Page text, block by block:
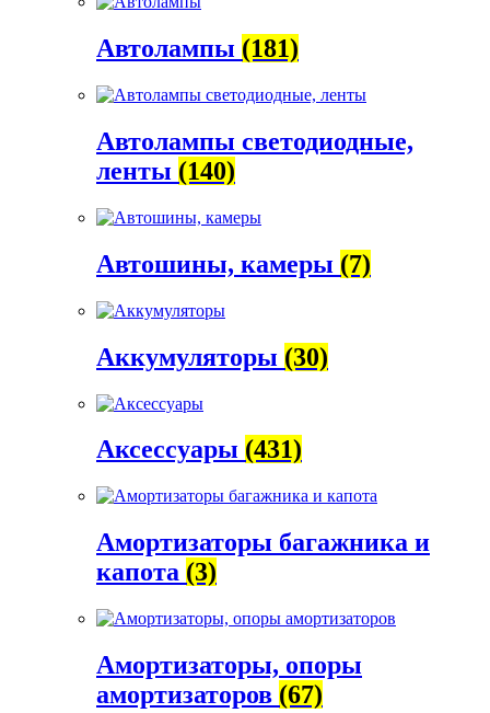
Автолампы (181)
Автолампы светодиодные,
ленты (140)
Автошины, камеры (7)
Аккумуляторы (30)
Аксессуары (431)
Амортизаторы багажника и
капота (3)
Амортизаторы, опоры
амортизаторов (67)